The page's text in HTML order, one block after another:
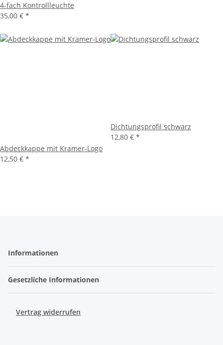
4-fach Kontrollleuchte
35,00 € *
Abdeckkappe mit Kramer-Logo
12,50 € *
Dichtungsprofil schwarz
12,80 € *
Informationen
Gesetzliche Informationen
Vertrag widerrufen